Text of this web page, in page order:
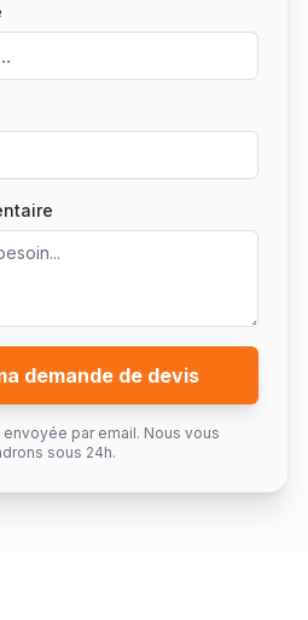
demande de devis
par email. Nous vous
sous 24h.